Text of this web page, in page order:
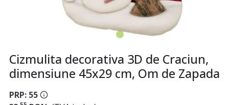
Cizmulita decorativa 3D de Craciun,
dimensiune 45x29 cm, Om de Zapada
PRP: 55